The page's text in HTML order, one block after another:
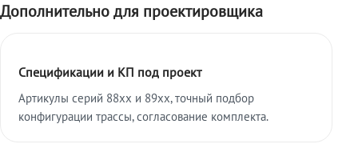
Дополнительно для проектировщика
Спецификации и КП под проект
Артикулы серий 88xx и 89xx, точный подбор
конфигурации трассы, согласование комплекта.